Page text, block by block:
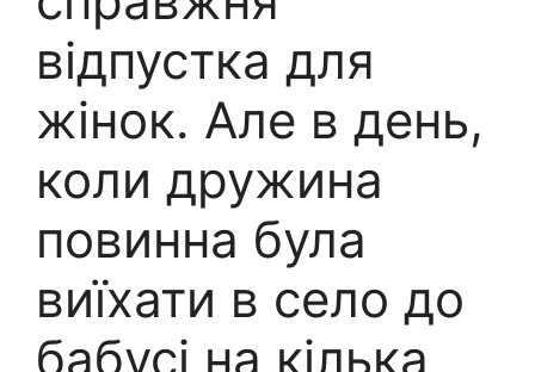
відпустка для
жінок. Але в день,
коли дружина
повинна була
виїхати в село до
бабусі на кілька